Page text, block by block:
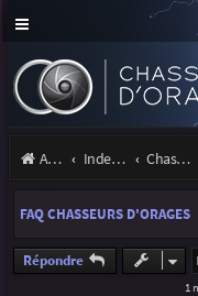
Accueil Index du forum Chasseurs d'Orages
FAQ CHASSEURS D'ORAGES
Répondre
1